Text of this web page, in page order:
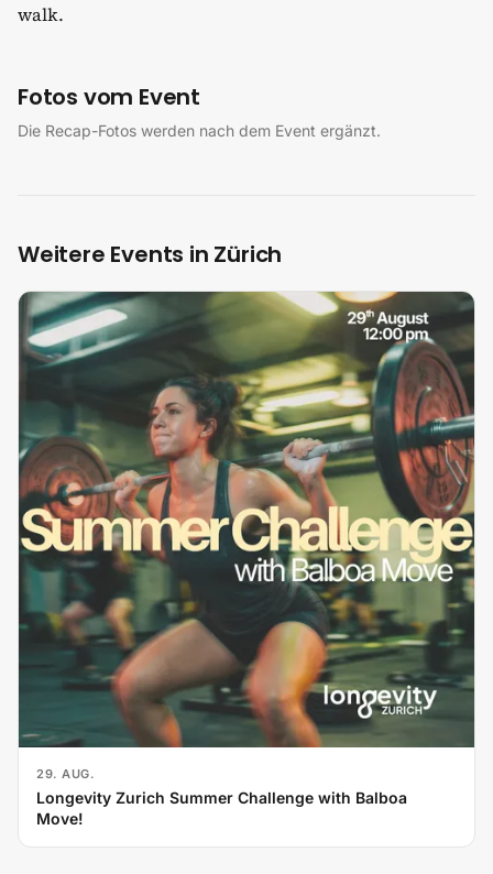
walk.
Fotos vom Event
Die Recap-Fotos werden nach dem Event ergänzt.
Weitere Events in Zürich
29. AUG.
Longevity Zurich Summer Challenge with Balboa
Move!